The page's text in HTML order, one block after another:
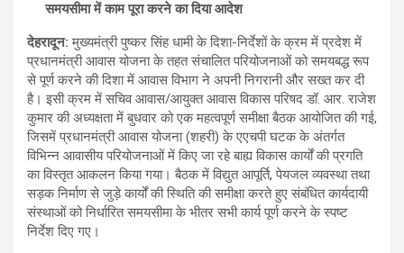
समयसीमा में काम पूरा करने का दिया आदेश
देहरादून: मुख्यमंत्री पुष्कर सिंह धामी के दिशा-निर्देशों के क्रम में प्रदेश में
प्रधानमंत्री आवास योजना के तहत संचालित परियोजनाओं को समयबद्ध रूप
से पूर्ण करने की दिशा में आवास विभाग ने अपनी निगरानी और सख्त कर दी
है। इसी क्रम में सचिव आवास/आयुक्त आवास विकास परिषद डॉ. आर. राजेश
कुमार की अध्यक्षता में बुधवार को एक महत्वपूर्ण समीक्षा बैठक आयोजित की गई,
जिसमें प्रधानमंत्री आवास योजना (शहरी) के एएचपी घटक के अंतर्गत
विभिन्न आवासीय परियोजनाओं में किए जा रहे बाह्य विकास कार्यों की प्रगति
का विस्तृत आकलन किया गया। बैठक में विद्युत आपूर्ति, पेयजल व्यवस्था तथा
सड़क निर्माण से जुड़े कार्यों की स्थिति की समीक्षा करते हुए संबंधित कार्यदायी
संस्थाओं को निर्धारित समयसीमा के भीतर सभी कार्य पूर्ण करने के स्पष्ट
निर्देश दिए गए।